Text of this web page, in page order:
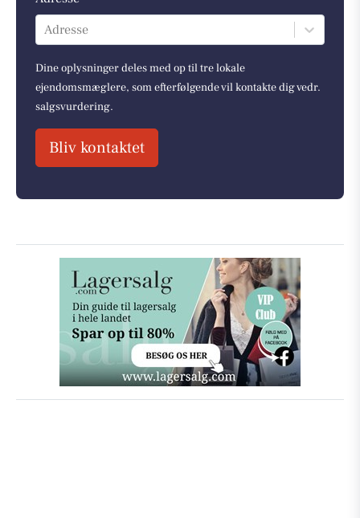
Adresse
Dine oplysninger deles med op til tre lokale
ejendomsmæglere, som efterfølgende vil kontakte dig vedr.
salgsvurdering.
Bliv kontaktet